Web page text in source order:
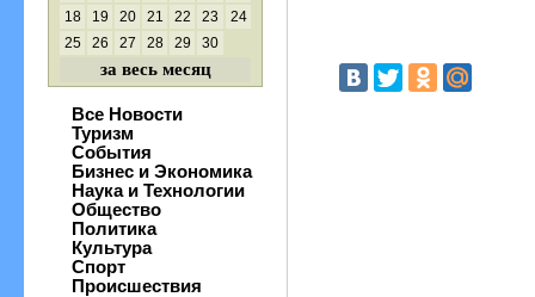
18
19 20 21 22 23
24
25
26 27 28 29 30
за весь месяц
Все Новости
Туризм
События
Бизнес и Экономика
Наука и Технологии
Общество
Политика
Культура
Спорт
Происшествия